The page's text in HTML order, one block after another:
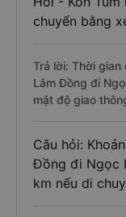
chuyển bằng
Trả lời: Thời
Lâm Đồng đi
mật độ giao
Câu hỏi:
Đồng đi Ngọc
km nếu di